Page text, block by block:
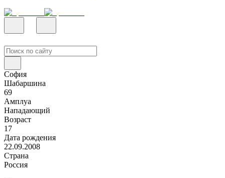
София
Шабаршина
69
Амплуа
Нападающий
Возраст
17
Дата рождения
22.09.2008
Страна
Россия